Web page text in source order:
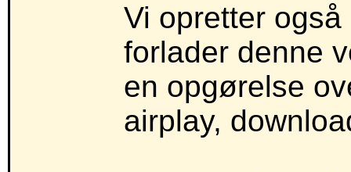
Vi opretter
forlader denne
en opgørelse
airplay,